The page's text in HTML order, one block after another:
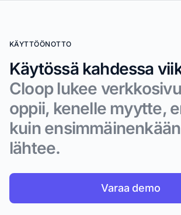
KÄYTTÖÖNOTTO
Käytössä kahdessa
Cloop lukee
oppii, kenelle myytte,
kuin
lähtee.
Varaa demo